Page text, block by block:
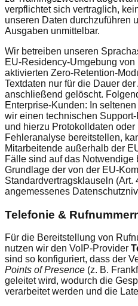
verpflichtet sich vertraglich,
unseren Daten durchzuführen
Ausgaben unmittelbar.
Wir betreiben unseren
EU-Residency-Umgebung
aktivierten Zero-Retention-
Textdaten nur für die Dauer
anschließend gelöscht.
Enterprise-Kunden: In
wir einen technischen
und hierzu Protokolldaten
Fehleranalyse bereitstellen,
Mitarbeitende außerhalb der
Fälle sind auf das Notwendige
Grundlage der von der EU-
Standardvertragsklauseln (Art.
angemessenes
Telefonie &
Für die Bereitstellung von
nutzen wir den VoIP‑Provider
sind so konfiguriert, dass der
Points of Presence (z. B.
geleitet wird, wodurch die
verarbeitet werden und die